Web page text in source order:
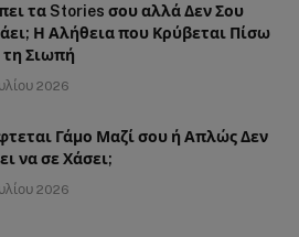
τα Stories σου αλλά Δεν Σου
Η Αλήθεια που Κρύβεται Πίσω
Σιωπή
2026
Γάμο Μαζί σου ή Απλώς Δεν
να σε Χάσει;
2026